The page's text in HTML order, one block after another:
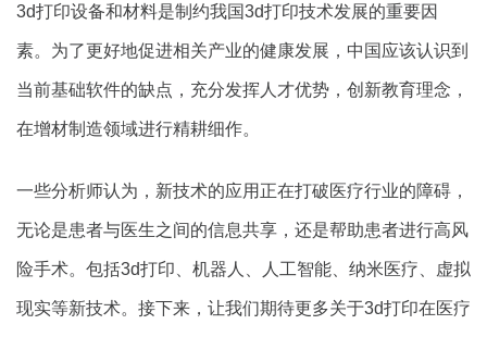
3d打印设备和材料是制约我国3d打印技术发展的重要因
素。为了更好地促进相关产业的健康发展，中国应该认识到
当前基础软件的缺点，充分发挥人才优势，创新教育理念，
在增材制造领域进行精耕细作。
一些分析师认为，新技术的应用正在打破医疗行业的障碍，
无论是患者与医生之间的信息共享，还是帮助患者进行高风
险手术。包括3d打印、机器人、人工智能、纳米医疗、虚拟
现实等新技术。接下来，让我们期待更多关于3d打印在医疗